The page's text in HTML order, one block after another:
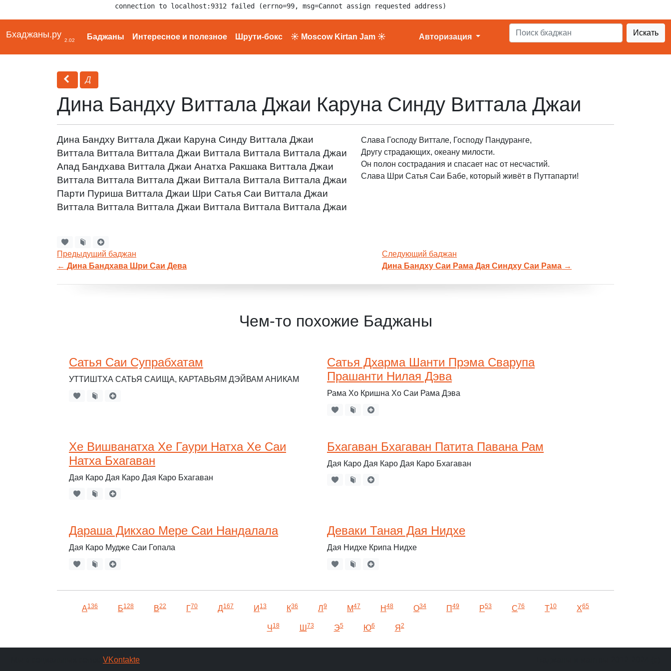
connection to localhost:9312 failed (errno=99, msg=Cannot assign requested address)
Бхаджаны.ру
2.02 Баджаны Интересное и полезное Шрути-бокс ☀ Moscow Kirtan Jam ☀ Авторизация Искать
Д
Дина Бандху Виттала Джаи Каруна Синду Виттала Джаи
Дина Бандху Виттала Джаи Каруна Синду Виттала Джаи
Виттала Виттала Виттала Джаи Виттала Виттала Виттала Джаи
Апад Бандхава Виттала Джаи Анатха Ракшака Виттала Джаи
Виттала Виттала Виттала Джаи Виттала Виттала Виттала Джаи
Парти Пуриша Виттала Джаи Шри Сатья Саи Виттала Джаи
Виттала Виттала Виттала Джаи Виттала Виттала Виттала Джаи
Слава Господу Виттале, Господу Пандуранге,
Другу страдающих, океану милости.
Он полон сострадания и спасает нас от несчастий.
Слава Шри Сатья Саи Бабе, который живёт в Путтапарти!
Предыдущий баджан
← Дина Бандхава Шри Саи Дева
Следующий баджан
Дина Бандху Саи Рама Дая Синдху Саи Рама →
Чем-то похожие Баджаны
Сатья Саи Супрабхатам
УТТИШТХА САТЬЯ САИЩА, КАРТАВЬЯМ ДЭЙВАМ АНИКАМ
Сатья Дхарма Шанти Прэма Сварупа
Прашанти Нилая Дэва
Рама Хо Кришна Хо Саи Рама Дэва
Хе Вишванатха Хе Гаури Натха Хе Саи
Натха Бхагаван
Дая Каро Дая Каро Дая Каро Бхагаван
Бхагаван Бхагаван Патита Павана Рам
Дая Каро Дая Каро Дая Каро Бхагаван
Дараша Дикхао Мере Саи Нандалала
Дая Каро Мудже Саи Гопала
Деваки Таная Дая Нидхе
Дая Нидхе Крипа Нидхе
А136 Б128 В22 Г70 Д167 И 13 К36 Л 9 М47 Н 48 О34 П 49 Р53 С76 Т10 Х65
Ч18 Ш73 Э5 Ю6 Я2
VKontakte